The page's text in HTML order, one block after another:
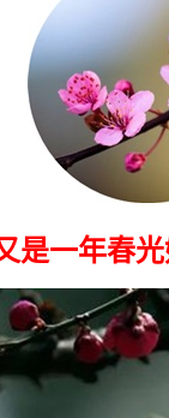
是一年